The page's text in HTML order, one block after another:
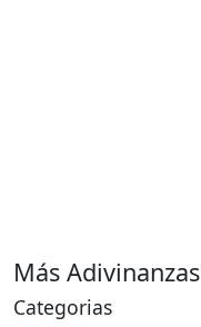
Más Adivinanzas
Categorias